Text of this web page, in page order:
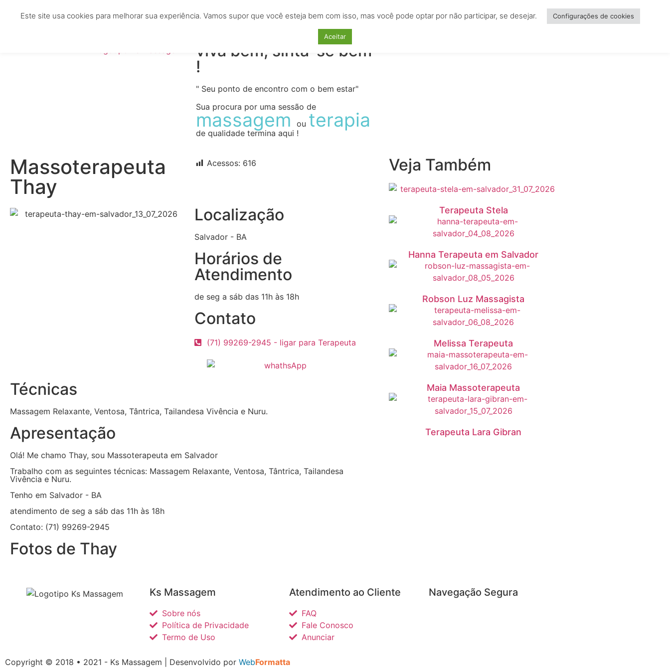
HOME TERAPEUTAS CLÍNICAS ESTÉTICAS EMPREGOS CURSOS LOCAÇÕES ANUNCIAR
viva bem, sinta-se bem
!
" Seu ponto de encontro com o bem estar"
Sua procura por uma sessão de
massagem ou terapia
de qualidade termina aqui !
Massoterapeuta
Thay
Acessos: 616
Localização
Salvador - BA
Horários de
Atendimento
de seg a sáb das 11h às 18h
Contato
(71) 99269-2945 - ligar para Terapeuta
Técnicas
Massagem Relaxante, Ventosa, Tântrica, Tailandesa Vivência e Nuru.
Apresentação
Olá! Me chamo Thay, sou Massoterapeuta em Salvador
Trabalho com as seguintes técnicas: Massagem Relaxante, Ventosa, Tântrica, Tailandesa
Vivência e Nuru.
Tenho em Salvador - BA
atendimento de seg a sáb das 11h às 18h
Contato: (71) 99269-2945
Fotos de Thay
Veja Também
Terapeuta Stela
Hanna Terapeuta em Salvador
Robson Luz Massagista
Melissa Terapeuta
Maia Massoterapeuta
Terapeuta Lara Gibran
Ks Massagem
Sobre nós
Política de Privacidade
Termo de Uso
Atendimento ao Cliente
FAQ
Fale Conosco
Anunciar
Navegação Segura
Copyright © 2018 • 2021 - Ks Massagem | Desenvolvido por WebFormatta
Este site usa cookies para melhorar sua experiência. Vamos supor que você esteja bem com isso, mas você pode optar por não participar, se desejar. Configurações de cookies
Aceitar